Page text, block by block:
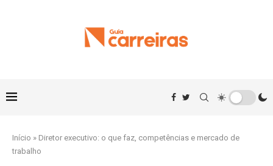
Início » Diretor executivo: o que faz, competências e mercado de
trabalho